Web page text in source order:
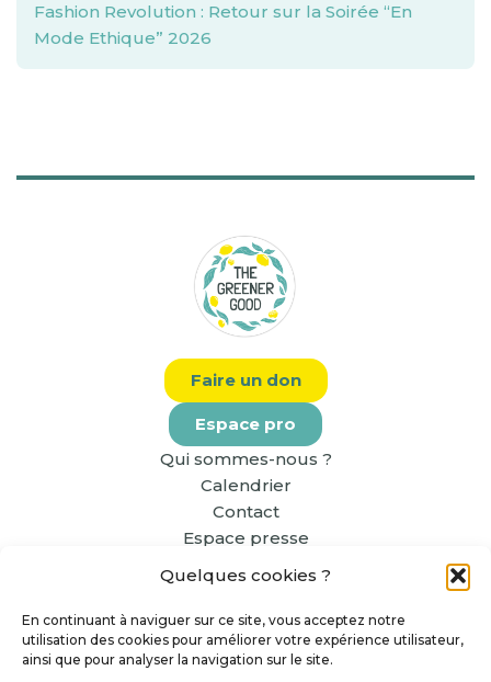
Quelques cookies ?
En continuant à naviguer sur ce site, vous acceptez notre
utilisation des cookies pour améliorer votre expérience utilisateur,
ainsi que pour analyser la navigation sur le site.
Fashion Revolution : Retour sur la Soirée “En
Mode Ethique” 2026
Faire un don
Espace pro
Qui sommes-nous ?
Calendrier
Contact
Espace presse